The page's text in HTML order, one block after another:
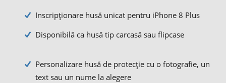
Inscripționare husă unicat pentru iPhone 8 Plus
Disponibilă ca husă tip carcasă sau flipcase
Personalizare husă de protecție cu o fotografie, un
text sau un nume la alegere